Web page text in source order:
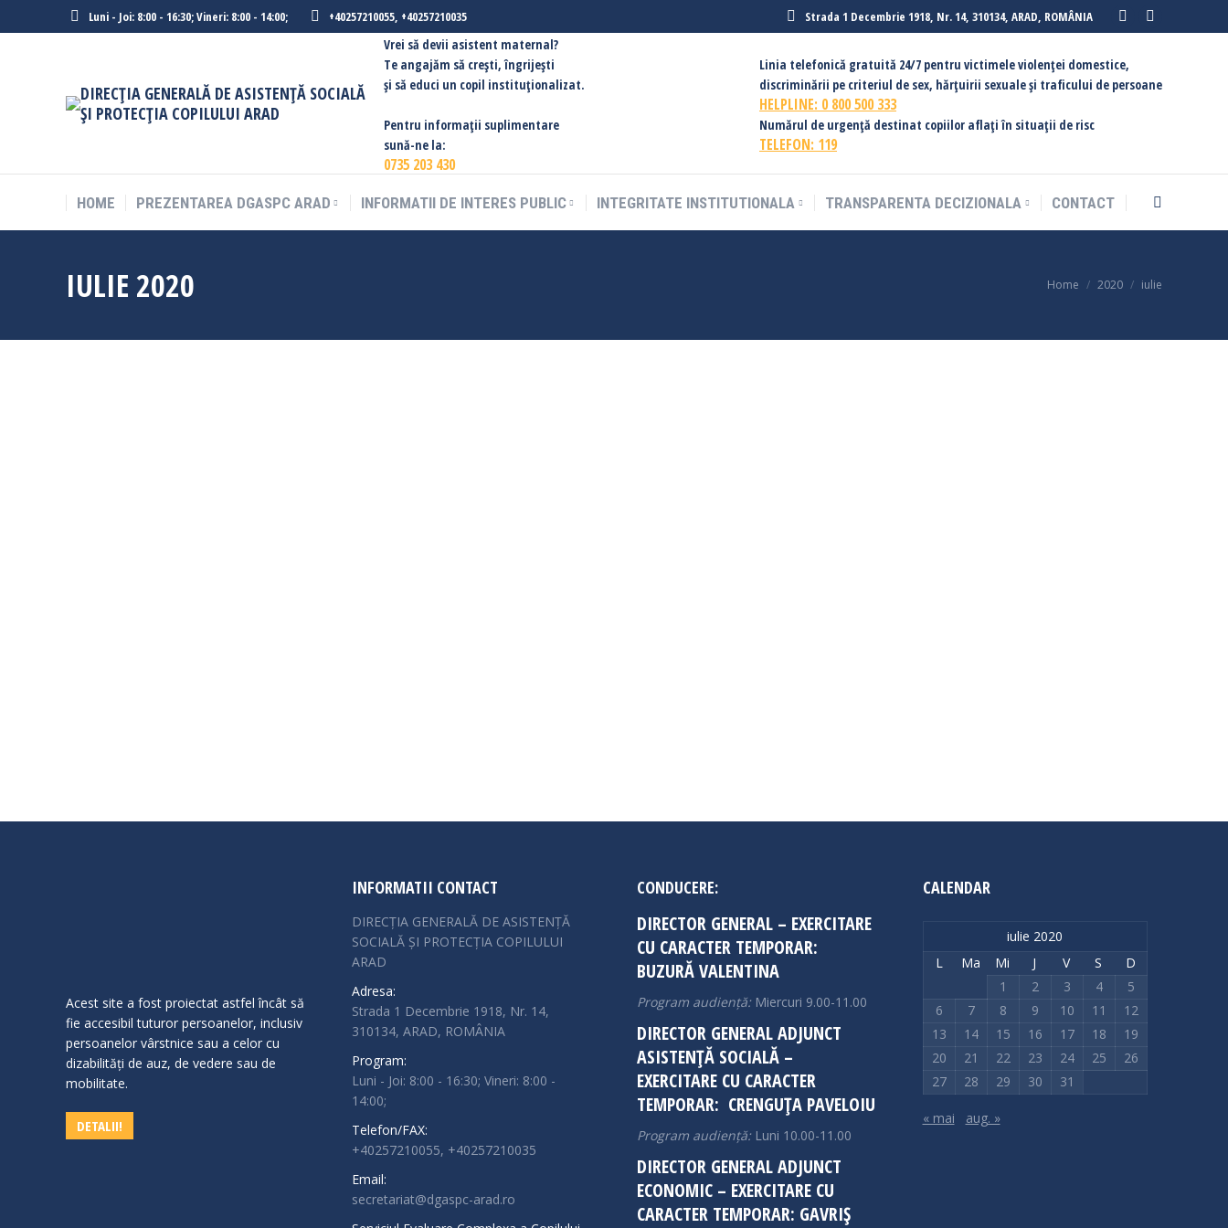
Luni - Joi: 8:00 - 16:30; Vineri: 8:00 - 14:00; +40257210055, +40257210035 Strada 1 Decembrie 1918, Nr. 14, 310134, ARAD, ROMÂNIA
opens
DIRECȚIA GENERALĂ DE ASISTENȚĂ SOCIALĂ
ȘI PROTECȚIA COPILULUI ARAD
Vrei să devii asistent maternal?
Te angajăm să creşti, îngrijești
şi să educi un copil instituționalizat.
Pentru informații suplimentare
sună-ne la:
0735 203 430
Linia telefonică gratuită 24/7 pentru victimele violenței domestice,
discriminării pe criteriul de sex, hărțuirii sexuale și traficului de persoane
HELPLINE: 0 800 500 333
Numărul de urgență destinat copiilor aflați în situații de risc
TELEFON: 119
HOME PREZENTAREA DGASPC ARAD INFORMATII DE INTERES PUBLIC INTEGRITATE INSTITUTIONALA TRANSPARENTA DECIZIONALA CONTACT Search:
IULIE 2020 You are here:
Home 2020 iulie
Acest site a fost proiectat astfel încât să
fie accesibil tuturor persoanelor, inclusiv
persoanelor vârstnice sau a celor cu
dizabilităţi de auz, de vedere sau de
mobilitate.
DETALII!
INFORMATII CONTACT
DIRECȚIA GENERALĂ DE ASISTENȚĂ
SOCIALĂ ȘI PROTECȚIA COPILULUI
ARAD
Adresa:
Strada 1 Decembrie 1918, Nr. 14,
310134, ARAD, ROMÂNIA
Program:
Luni - Joi: 8:00 - 16:30; Vineri: 8:00 -
14:00;
Telefon/FAX:
+40257210055, +40257210035
Email:
secretariat@dgaspc-arad.ro
CONDUCERE:
DIRECTOR GENERAL – EXERCITARE
CU CARACTER TEMPORAR:
BUZURĂ VALENTINA
Program audiență: Miercuri 9.00-11.00
DIRECTOR GENERAL ADJUNCT
ASISTENȚĂ SOCIALĂ –
EXERCITARE CU CARACTER
TEMPORAR: CRENGUȚA PAVELOIU
Program audiență: Luni 10.00-11.00
DIRECTOR GENERAL ADJUNCT
ECONOMIC – EXERCITARE CU
CARACTER TEMPORAR: GAVRIȘ
CALENDAR
iulie 2020
L
Ma Mi J V S
D
1
2 3 4
5
6
7 8 9 10 11
12
13
14 15 16 17 18
19
20
21 22 23 24 25
26
27
28 29 30 31
« mai aug. »